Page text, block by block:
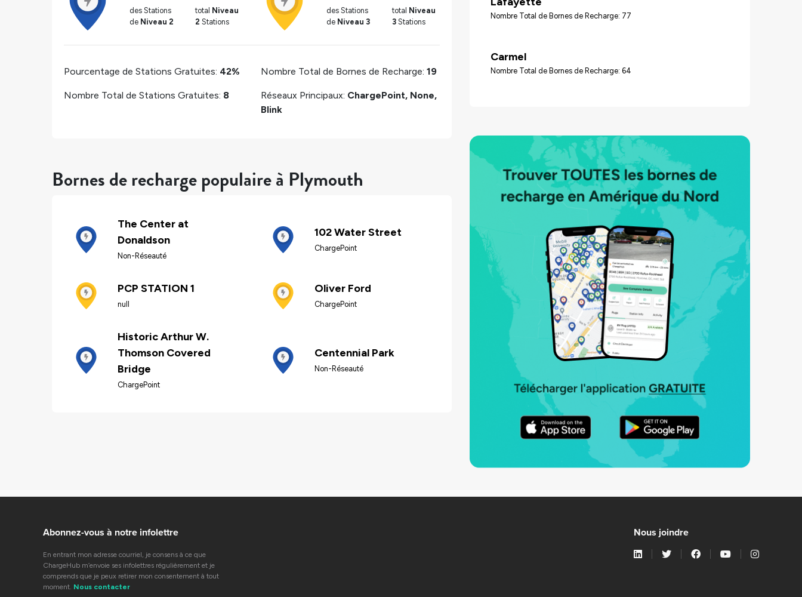
des Stations
de Niveau 2
total Niveau
2 Stations
des Stations
de Niveau 3
total Niveau
3 Stations
Pourcentage de Stations Gratuites: 42%
Nombre Total de Stations Gratuites: 8
Nombre Total de Bornes de Recharge: 19
Réseaux Principaux: ChargePoint, None,
Blink
Bornes de recharge populaire à Plymouth
The Center at
Donaldson
Non-Réseauté
102 Water Street
ChargePoint
PCP STATION 1
null
Oliver Ford
ChargePoint
Historic Arthur W.
Thomson Covered
Bridge
ChargePoint
Centennial Park
Non-Réseauté
Nombre Total de Bornes de Recharge: 77
Carmel
Nombre Total de Bornes de Recharge: 64
Abonnez-vous à notre infolettre
En entrant mon adresse courriel, je consens à ce que
ChargeHub m’envoie ses infolettres régulièrement et je
comprends que je peux retirer mon consentement à tout
moment. Nous contacter
Nous joindre